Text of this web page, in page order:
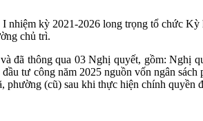
kỳ 2021-2026 long trọng tổ chức
chủ trì.
thông qua 03 Nghị quyết, gồm: Nghị
tư công năm 2025 nguồn vốn ngân
phường (cũ) sau khi thực hiện chính quyền